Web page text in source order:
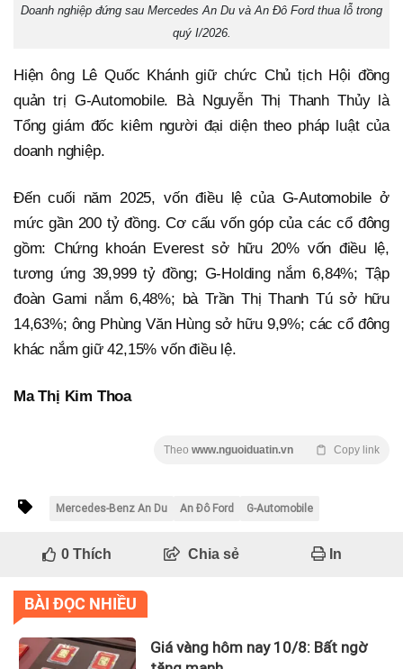
Doanh nghiệp đứng sau Mercedes An Du và An Đô Ford thua lỗ trong
quý I/2026.
Hiện ông Lê Quốc Khánh giữ chức Chủ tịch Hội đồng
quản trị G-Automobile. Bà Nguyễn Thị Thanh Thủy là
Tổng giám đốc kiêm người đại diện theo pháp luật của
doanh nghiệp.
Đến cuối năm 2025, vốn điều lệ của G-Automobile ở
mức gần 200 tỷ đồng. Cơ cấu vốn góp của các cổ đông
gồm: Chứng khoán Everest sở hữu 20% vốn điều lệ,
tương ứng 39,999 tỷ đồng; G-Holding nắm 6,84%; Tập
đoàn Gami nắm 6,48%; bà Trần Thị Thanh Tú sở hữu
14,63%; ông Phùng Văn Hùng sở hữu 9,9%; các cổ đông
khác nắm giữ 42,15% vốn điều lệ.
Ma Thị Kim Thoa
Theo www.nguoiduatin.vn Copy link
Mercedes-Benz An Du An Đô Ford G-Automobile
0Thích Chia sẻ In
BÀI ĐỌC NHIỀU
Giá vàng hôm nay 10/8: Bất ngờ